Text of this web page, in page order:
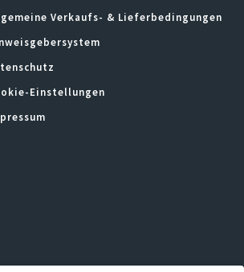
Verkaufs- & Lieferbedingungen
Einstellungen